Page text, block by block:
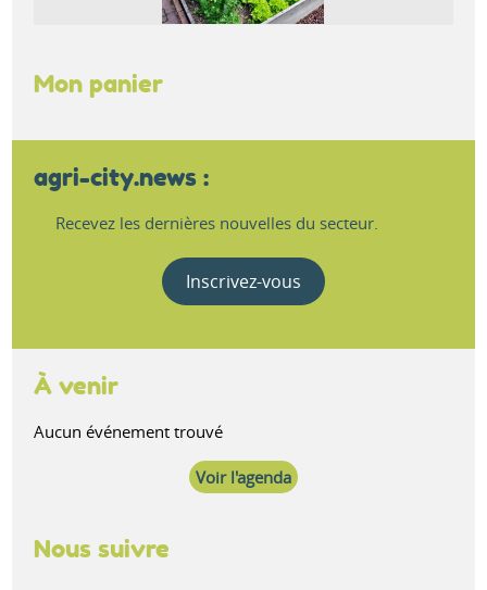
Mon panier
agri-city.news :
Recevez les dernières nouvelles du secteur.
Inscrivez-vous
À venir
Aucun événement trouvé
Voir l'agenda
Nous suivre